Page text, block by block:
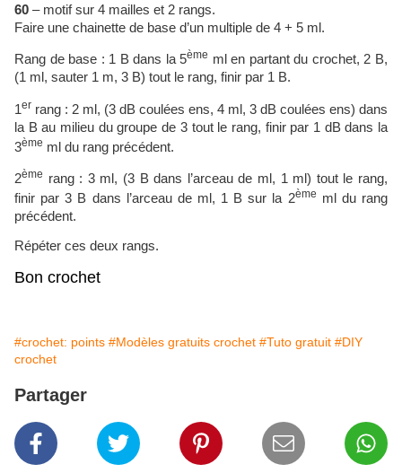
60 – motif sur 4 mailles et 2 rangs.
Faire une chainette de base d’un multiple de 4 + 5 ml.
Rang de base : 1 B dans la 5ème ml en partant du crochet, 2 B,
(1 ml, sauter 1 m, 3 B) tout le rang, finir par 1 B.
1er rang : 2 ml, (3 dB coulées ens, 4 ml, 3 dB coulées ens) dans
la B au milieu du groupe de 3 tout le rang, finir par 1 dB dans la
3ème ml du rang précédent.
2ème rang : 3 ml, (3 B dans l’arceau de ml, 1 ml) tout le rang,
finir par 3 B dans l’arceau de ml, 1 B sur la 2ème ml du rang
précédent.
Répéter ces deux rangs.
Bon crochet
#crochet: points #Modèles gratuits crochet #Tuto gratuit #DIY
crochet
Partager